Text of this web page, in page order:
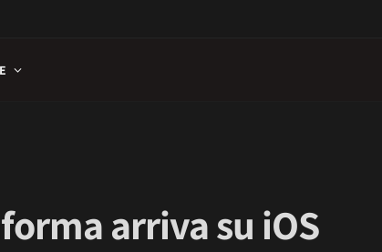
arriva su iOS